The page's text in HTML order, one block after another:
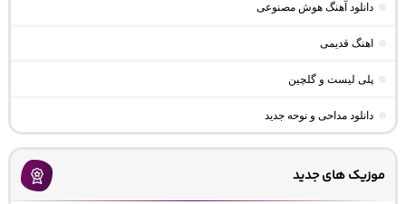
دانلود آهنگ هوش مصنوعی
اهنگ قدیمی
پلی لیست و گلچین
دانلود مداحی و نوحه جدید
موزیک های جدید